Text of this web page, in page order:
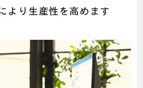
より生産性を高めます